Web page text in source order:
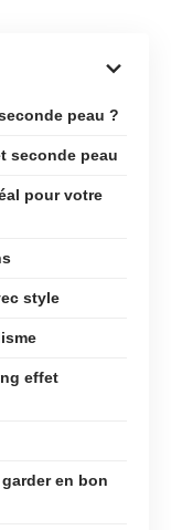
peau ?
seconde peau
pour votre
style
effet
en bon